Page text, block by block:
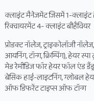
क्लाइंट मैनेजमेंट जिसमें 1-
रिक्वायरमेंट 4- क्लाइंट बीहैवियर
प्रोडक्ट नॉलेज, ट्राइकोलॉजी
आयनिंग, टॉन्ग, क्रिम्पिंग), हेयर
मेड रेमीडिज फॉर हेयर फॉल एंड
बेसिक हाई-लाइटनिंग, ग्लोबल
ऑफ डिफरेंट टाइप्स ऑफ टॉन्ग